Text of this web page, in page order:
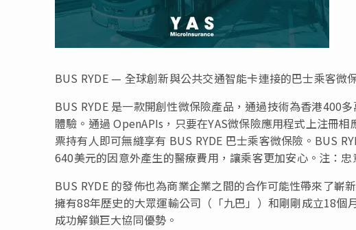
BUS RYDE — 全球創新與公共交通智能卡連接的巴士乘客微
BUS RYDE 是一款開創性微保險產品，通過技術為香港400
體驗。通過 OpenAPIs，只要在YAS微保險應用程式上注冊
票持有人即可無縫享有 BUS RYDE 巴士乘客微保險。BUS
640美元的因意外產生的醫療費用，讓乘客更加安心。注：忠
BUS RYDE 的發佈也為商業企業之間的合作可能性帶來了嶄
擁有88年歷史的大眾運輸公司（「九巴」）和剛剛成立18個
成功解鎖巨大協同優勢。